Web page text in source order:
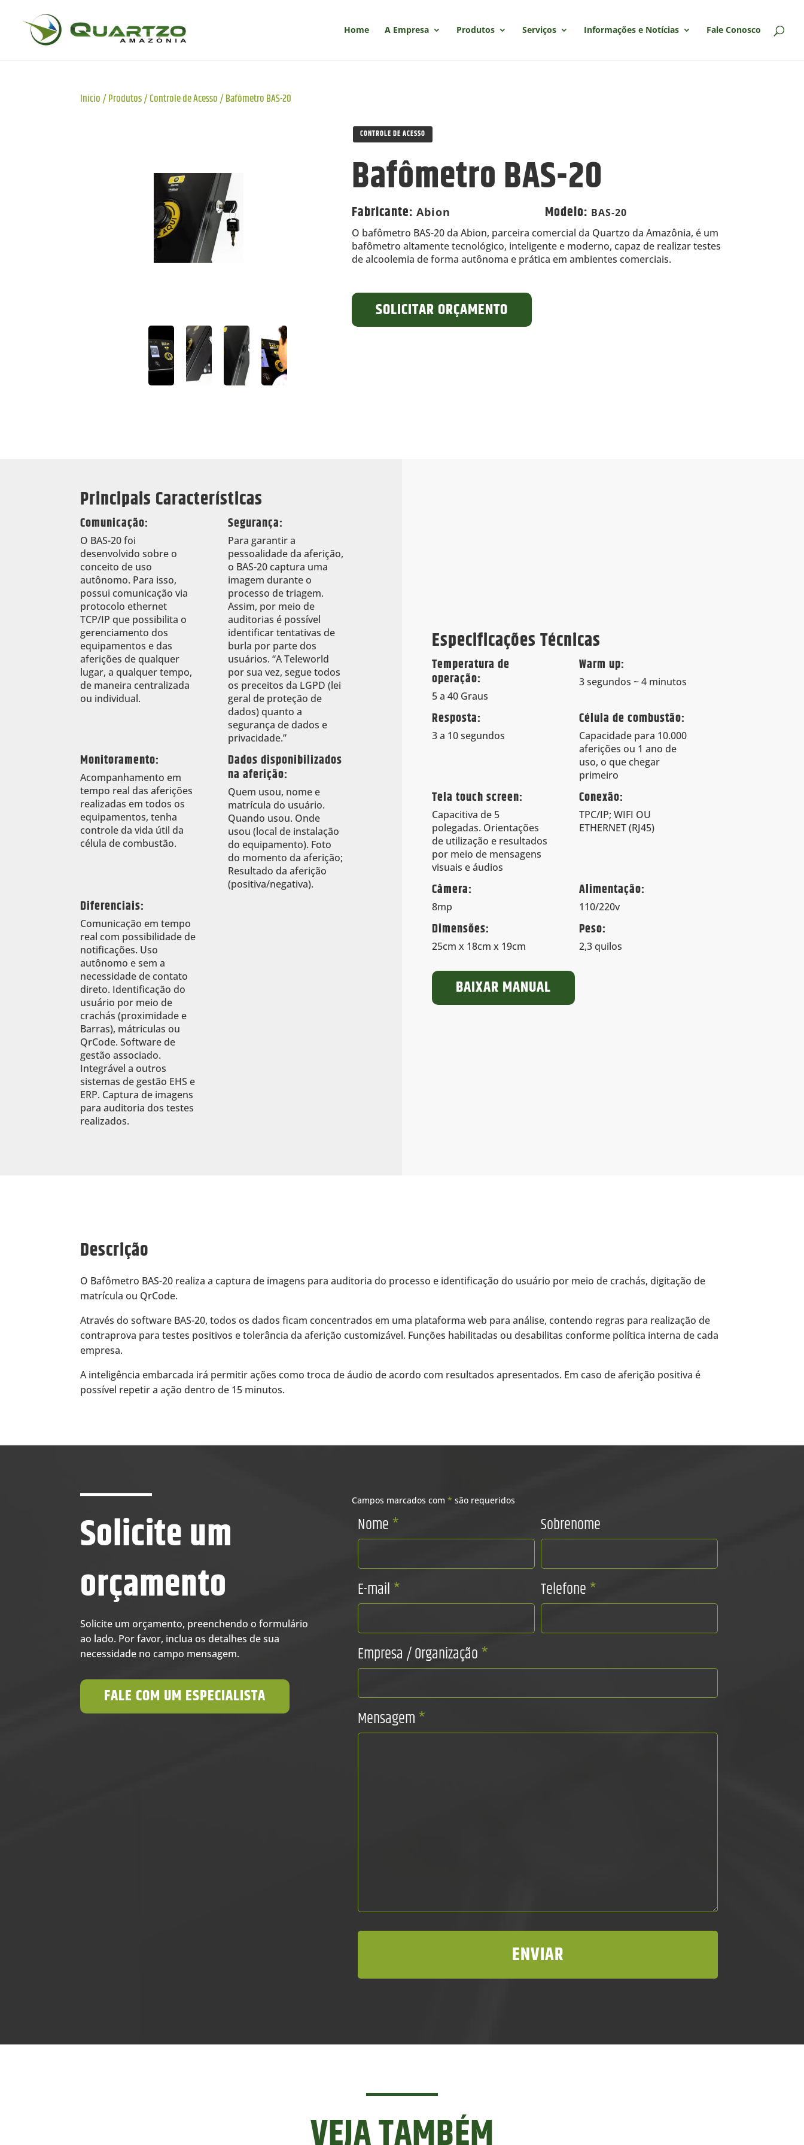
Home A Empresa Produtos Serviços Informações e Notícias Fale Conosco
Início/Produtos/Controle de Acesso/Bafômetro BAS-20
CONTROLE DE ACESSO
Bafômetro BAS-20
Fabricante:Abion Modelo: BAS-20
O bafômetro BAS-20 da Abion, parceira comercial da Quartzo da Amazônia, é um
bafômetro altamente tecnológico, inteligente e moderno, capaz de realizar testes
de alcoolemia de forma autônoma e prática em ambientes comerciais.
SOLICITAR ORÇAMENTO
Principais Características
Comunicação:
O BAS-20 foi
desenvolvido sobre o
conceito de uso
autônomo. Para isso,
possui comunicação via
protocolo ethernet
TCP/IP que possibilita o
gerenciamento dos
equipamentos e das
aferições de qualquer
lugar, a qualquer tempo,
de maneira centralizada
ou individual.
Segurança:
Para garantir a
pessoalidade da aferição,
o BAS-20 captura uma
imagem durante o
processo de triagem.
Assim, por meio de
auditorias é possível
identificar tentativas de
burla por parte dos
usuários. “A Teleworld
por sua vez, segue todos
os preceitos da LGPD (lei
geral de proteção de
dados) quanto a
segurança de dados e
privacidade.”
Monitoramento:
Acompanhamento em
tempo real das aferições
realizadas em todos os
equipamentos, tenha
controle da vida útil da
célula de combustão.
Dados disponibilizados
na aferição:
Quem usou, nome e
matrícula do usuário.
Quando usou. Onde
usou (local de instalação
do equipamento). Foto
do momento da aferição;
Resultado da aferição
(positiva/negativa).
Diferenciais:
Comunicação em tempo
real com possibilidade de
notificações. Uso
autônomo e sem a
necessidade de contato
direto. Identificação do
usuário por meio de
crachás (proximidade e
Barras), mátriculas ou
QrCode. Software de
gestão associado.
Integrável a outros
sistemas de gestão EHS e
ERP. Captura de imagens
para auditoria dos testes
realizados.
Especificações Técnicas
Temperatura de
operação:
5 a 40 Graus
Warm up:
3 segundos ~ 4 minutos
Resposta:
3 a 10 segundos
Célula de combustão:
Capacidade para 10.000
aferições ou 1 ano de
uso, o que chegar
primeiro
Tela touch screen:
Capacitiva de 5
polegadas. Orientações
de utilização e resultados
por meio de mensagens
visuais e áudios
Conexão:
TPC/IP; WIFI OU
ETHERNET (RJ45)
Câmera:
8mp
Alimentação:
110/220v
Dimensões:
25cm x 18cm x 19cm
Peso:
2,3 quilos
BAIXAR MANUAL
Descrição
O Bafômetro BAS-20 realiza a captura de imagens para auditoria do processo e identificação do usuário por meio de crachás, digitação de
matrícula ou QrCode.
Através do software BAS-20, todos os dados ficam concentrados em uma plataforma web para análise, contendo regras para realização de
contraprova para testes positivos e tolerância da aferição customizável. Funções habilitadas ou desabilitas conforme política interna de cada
empresa.
A inteligência embarcada irá permitir ações como troca de áudio de acordo com resultados apresentados. Em caso de aferição positiva é
possível repetir a ação dentro de 15 minutos.
Solicite um
orçamento
Solicite um orçamento, preenchendo o formulário
ao lado. Por favor, inclua os detalhes de sua
necessidade no campo mensagem.
FALE COM UM ESPECIALISTA
Campos marcados com* são requeridos
Nome* Sobrenome
E-mail* Telefone*
Empresa / Organização*
Mensagem*